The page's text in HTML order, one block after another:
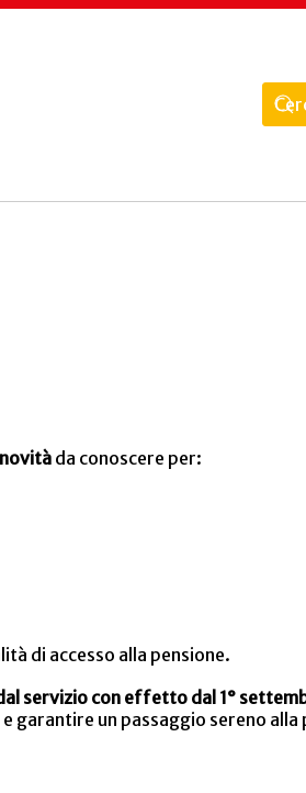
da conoscere per:
di accesso alla pensione.
servizio con effetto dal 1°
garantire un passaggio sereno alla